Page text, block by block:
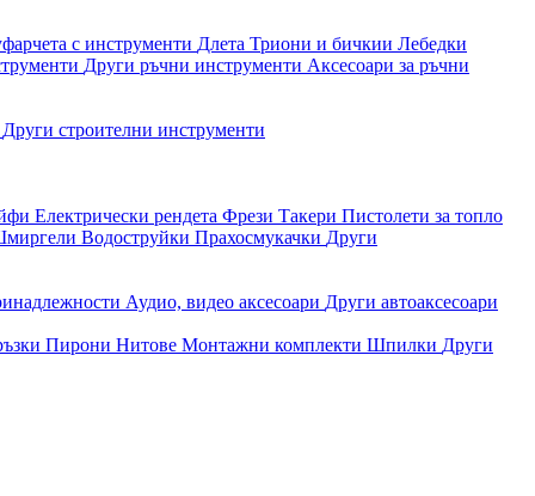
с инструменти Длета Триони и бичкии Лебедки
Други ръчни инструменти Аксесоари за ръчни
Други строителни инструменти
Електрически рендета Фрези Такери Пистолети за топло
Водоструйки Прахосмукачки Други
Аудио, видео аксесоари Други автоаксесоари
Пирони Нитове Монтажни комплекти Шпилки Други